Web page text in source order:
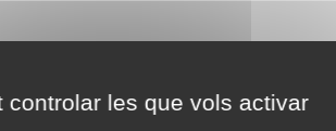
les que vols activar